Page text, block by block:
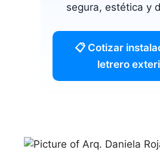
segura, estética y
📋 Cotizar
letrero